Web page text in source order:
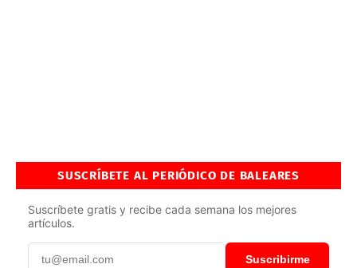
SUSCRÍBETE AL PERIÓDICO DE BALEARES
Suscríbete gratis y recibe cada semana los mejores
artículos.
Suscribirme